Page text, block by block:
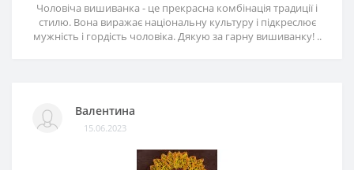
Чоловіча вишиванка - це прекрасна комбінація традиції і
стилю. Вона виражає національну культуру і підкреслює
мужність і гордість чоловіка. Дякую за гарну вишиванку! ..
Валентина
15.06.2023